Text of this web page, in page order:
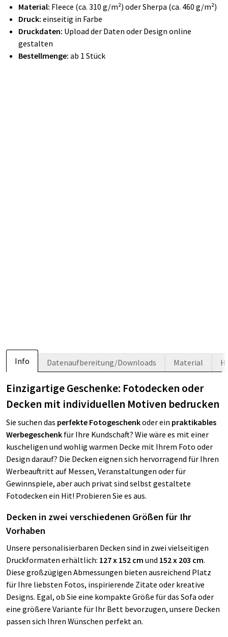
Material: Fleece (ca. 310 g/m²) oder Sherpa (ca. 460 g/m²)
Druck: einseitig in Farbe
Druckdaten: Upload der Daten oder Design online
gestalten
Bestellmenge: ab 1 Stück
Info Datenaufbereitung/Downloads Material
Einzigartige Geschenke: Fotodecken oder
Decken mit individuellen Motiven bedrucken
Sie suchen das perfekte Fotogeschenkoder ein praktikables
Werbegeschenk für Ihre Kundschaft? Wie wäre es mit einer
kuscheligen und wohlig warmen Decke mit Ihrem Foto oder
Design darauf? Die Decken eignen sich hervorragend für Ihren
Werbeauftritt auf Messen, Veranstaltungen oder für
Gewinnspiele, aber auch privat sind selbst gestaltete
Fotodecken ein Hit! Probieren Sie es aus.
Decken in zwei verschiedenen Größen für Ihr
Vorhaben
Unsere personalisierbaren Decken sind in zwei vielseitigen
Druckformaten erhältlich: 127 x 152 cm und 152 x 203 cm.
Diese großzügigen Abmessungen bieten ausreichend Platz
für Ihre liebsten Fotos, inspirierende Zitate oder kreative
Designs. Egal, ob Sie eine kompakte Größe für das Sofa oder
eine größere Variante für Ihr Bett bevorzugen, unsere Decken
passen sich Ihren Wünschen perfekt an.